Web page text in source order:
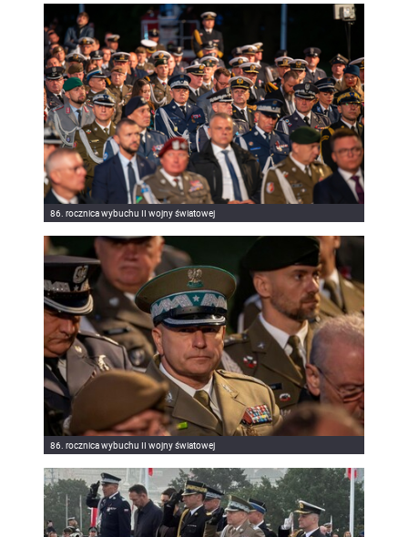
86. rocznica wybuchu II wojny światowej
86. rocznica wybuchu II wojny światowej